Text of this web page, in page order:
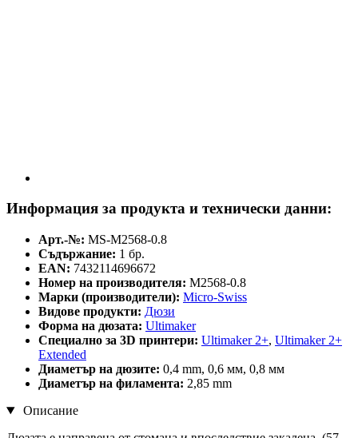
Информация за продукта и технически данни:
Арт.-№: MS-M2568-0.8
Съдържание: 1 бр.
EAN: 7432114696672
Номер на производителя: M2568-0.8
Марки (производители): Micro-Swiss
Видове продукти: Дюзи
Форма на дюзата: Ultimaker
Специално за 3D принтери: Ultimaker 2+, Ultimaker 2+
Extended
Диаметър на дюзите: 0,4 mm, 0,6 мм, 0,8 мм
Диаметър на филамента: 2,85 mm
Описание